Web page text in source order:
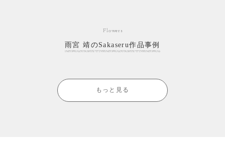
Flowers
雨宮 靖のSakaseru作品事例
もっと見る